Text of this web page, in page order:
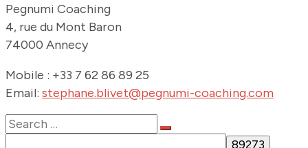
Pegnumi Coaching
4, rue du Mont Baron
74000 Annecy
Mobile : +33 7 62 86 89 25
Email: stephane.blivet@pegnumi-coaching.com